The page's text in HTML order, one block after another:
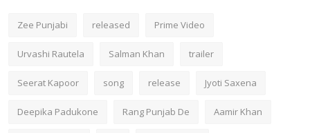
Zee Punjabi released Prime Video
Urvashi Rautela Salman Khan trailer
Seerat Kapoor song release Jyoti Saxena
Deepika Padukone Rang Punjab De Aamir Khan